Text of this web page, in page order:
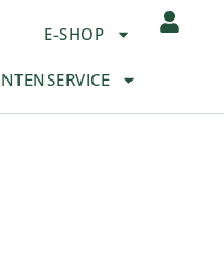
E-SHOP